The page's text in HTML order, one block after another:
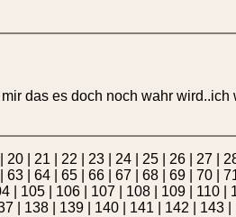
das es doch noch wahr
20| 21 22 23| 24| 25| 26| 27|
63| 64| 65| 66| 67| 68| 69| 70|
| 105| 106| 107| 108| 109| 110|
| 138| 139| 140| 141 142 143|